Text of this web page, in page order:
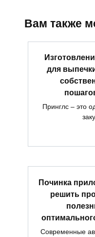
Вам также
для
Принглс – это
Починка
решить
Современные